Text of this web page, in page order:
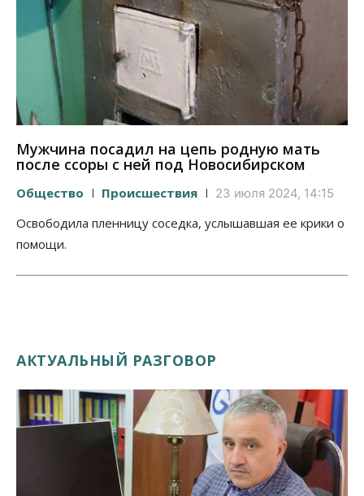
Мужчина посадил на цепь родную мать
после ссоры с ней под Новосибирском
Общество Происшествия 23 июля 2024, 14:15
Освободила пленницу соседка, услышавшая ее крики о
помощи.
АКТУАЛЬНЫЙ РАЗГОВОР